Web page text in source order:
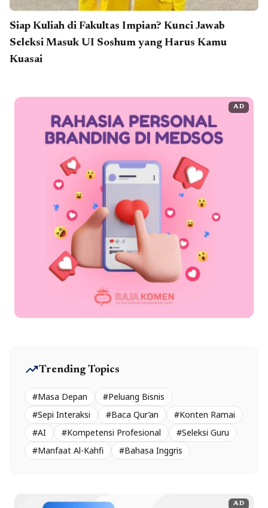
Siap Kuliah di Fakultas Impian? Kunci Jawab
Seleksi Masuk UI Soshum yang Harus Kamu
Kuasai
AD
trending_upTrending Topics
#Masa Depan
#Peluang Bisnis
#Sepi Interaksi
#Baca Qur’an
#Konten Ramai
#AI
#Kompetensi Profesional
#Seleksi Guru
#Manfaat Al-Kahfi
#Bahasa Inggris
AD